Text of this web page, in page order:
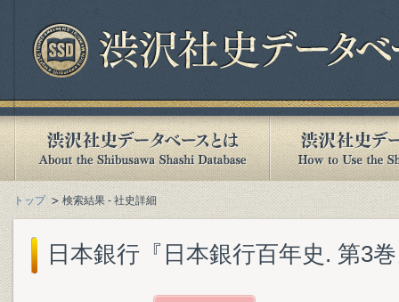
トップ 検索結果 - 社史詳細
日本銀行『日本銀行百年史. 第3